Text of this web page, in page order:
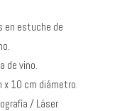
en estuche de
de vino.
x 10 cm diámetro.
/ Láser